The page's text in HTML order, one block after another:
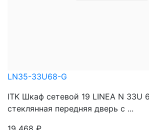
LN35-33U68-G
ITK Шкаф сетевой 19 LINEA N 33U
стеклянная передняя дверь с ...